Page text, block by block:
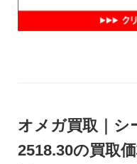
オメガ買取｜シ
2518.30の買取